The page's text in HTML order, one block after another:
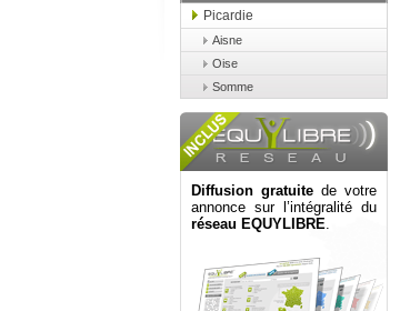
Picardie
Aisne
Oise
Somme
Diffusion gratuite de votre
annonce sur l’intégralité du
réseau EQUYLIBRE.